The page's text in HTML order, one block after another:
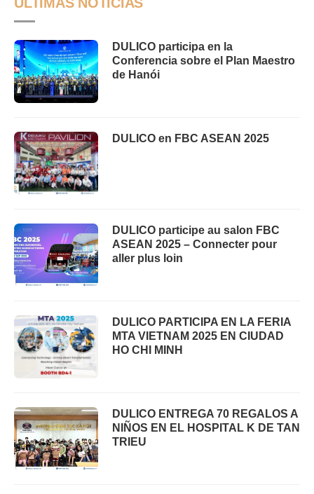
DULICO participa en la
Conferencia sobre el Plan Maestro
de Hanói
DULICO en FBC ASEAN 2025
DULICO participe au salon FBC
ASEAN 2025 – Connecter pour
aller plus loin
DULICO PARTICIPA EN LA FERIA
MTA VIETNAM 2025 EN CIUDAD
HO CHI MINH
DULICO ENTREGA 70 REGALOS A
NIÑOS EN EL HOSPITAL K DE TAN
TRIEU